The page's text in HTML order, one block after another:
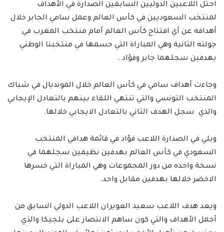
احتل اللاعبين الدوليين السابقين الصدارة في الأهداف
لمنتخب السعوديين في كأس العالم وعمل سامي الجابر خلال
أهدافه عن أي افتتاح كأس العالم أمام منتخب المغرب في
جولته الثانية وهي المباراة التي حسمها في منتخبنا الوطني
بهدفين سجلهما جابر وفؤاد .
وجاءت أهداف سامي في كأس العالم خلال المونديال في شباك
المنتخب التونسي والتي تنتهي اللقاء بينهم بالتعادل الإيجابي
والذي سجل الهدف الثاني بالتعادل الايجابي خلالها.
ويلي في الصدارة اللاعب فؤاد في قائمة هدافي المنتخب
السعودي في كأس العالم بهدفين نظيفين سجلهما في
نسخة واحده من دور المجموعات وهي المباراة التي خسرها
الاخضر خلالها بهدفين مقابل واحد.
ويعد هدف اللاعب سعيد العويران اللاعب الدولي السابق من
أجمل الأهداف والتي كون ساهم الانتصار على بلجيكا والذي